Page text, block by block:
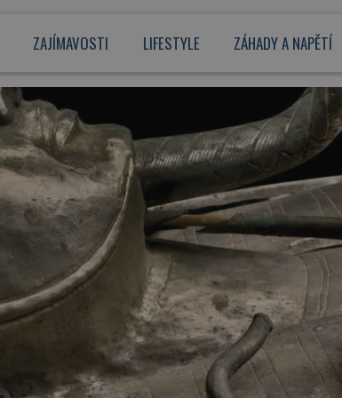
ZAJÍMAVOSTI LIFESTYLE ZÁHADY A NAPĚTÍ